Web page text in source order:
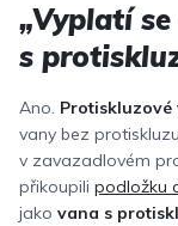
„Vyplatí
s
Ano. Protiskluzové
vany bez
v zavazadlovém
přikoupili podložku
jako vana s